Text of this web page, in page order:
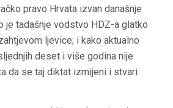
pravo Hrvata izvan današnje
je tadašnje vodstvo HDZ-a glatko
ljevice; i kako aktualno
deset i više godina nije
da se taj diktat izmijeni i stvari